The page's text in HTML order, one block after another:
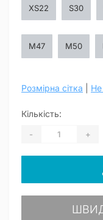
XS22 S30
M47 M50
Розмірна сітка
Кількість:
- +